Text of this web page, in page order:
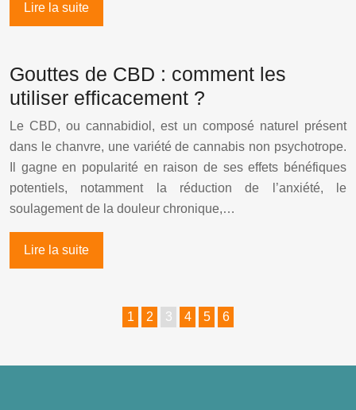
Lire la suite
Gouttes de CBD : comment les
utiliser efficacement ?
Le CBD, ou cannabidiol, est un composé naturel présent
dans le chanvre, une variété de cannabis non psychotrope.
Il gagne en popularité en raison de ses effets bénéfiques
potentiels, notamment la réduction de l’anxiété, le
soulagement de la douleur chronique,…
Lire la suite
1 2 3 4 5 6